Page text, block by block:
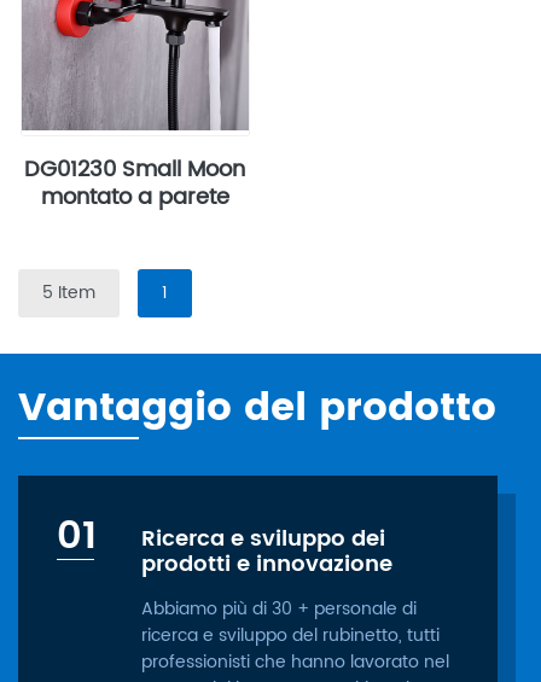
DG01230 Small Moon
montato a parete
5 Item 1
Vantaggio del prodotto
01
Ricerca e sviluppo dei
prodotti e innovazione
Abbiamo più di 30 + personale di
ricerca e sviluppo del rubinetto, tutti
professionisti che hanno lavorato nel